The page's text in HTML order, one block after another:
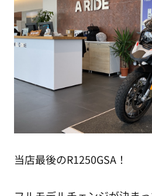
当店最後のR1250GSA！